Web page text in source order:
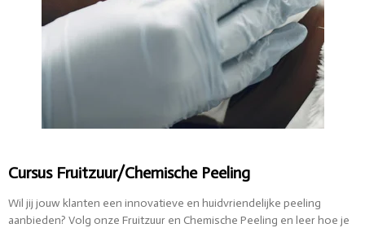
Cursus Fruitzuur/Chemische Peeling
Wil jij jouw klanten een innovatieve en huidvriendelijke peeling
aanbieden? Volg onze Fruitzuur en Chemische Peeling en leer hoe je